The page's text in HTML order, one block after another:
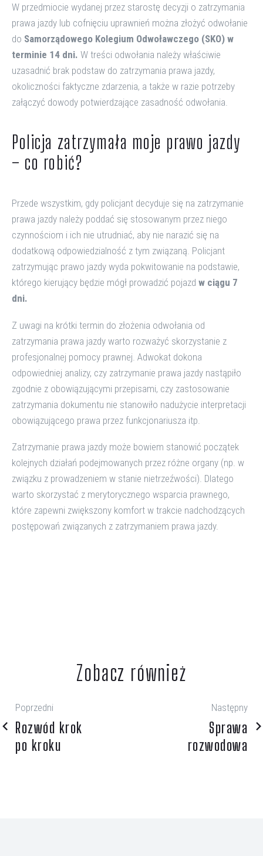
W przedmiocie wydanej przez starostę decyzji o zatrzymania
prawa jazdy lub cofnięciu uprawnień można złożyć odwołanie
do Samorządowego Kolegium Odwoławczego (SKO) w
terminie 14 dni. W treści odwołania należy właściwie
uzasadnić brak podstaw do zatrzymania prawa jazdy,
okoliczności faktyczne zdarzenia, a także w razie potrzeby
załączyć dowody potwierdzające zasadność odwołania.
Policja zatrzymała moje prawo jazdy
– co robić?
Przede wszystkim, gdy policjant decyduje się na zatrzymanie
prawa jazdy należy poddać się stosowanym przez niego
czynnościom i ich nie utrudniać, aby nie narazić się na
dodatkową odpowiedzialność z tym związaną. Policjant
zatrzymując prawo jazdy wyda pokwitowanie na podstawie,
którego kierujący będzie mógł prowadzić pojazd w ciągu 7
dni.
Z uwagi na krótki termin do złożenia odwołania od
zatrzymania prawa jazdy warto rozważyć skorzystanie z
profesjonalnej pomocy prawnej. Adwokat dokona
odpowiedniej analizy, czy zatrzymanie prawa jazdy nastąpiło
zgodnie z obowiązującymi przepisami, czy zastosowanie
zatrzymania dokumentu nie stanowiło nadużycie interpretacji
obowiązującego prawa przez funkcjonariusza itp.
Zatrzymanie prawa jazdy może bowiem stanowić początek
kolejnych działań podejmowanych przez różne organy (np. w
związku z prowadzeniem w stanie nietrzeźwości). Dlatego
warto skorzystać z merytorycznego wsparcia prawnego,
które zapewni zwiększony komfort w trakcie nadchodzących
postępowań związanych z zatrzymaniem prawa jazdy.
Zobacz również
Poprzedni
Rozwód krok
po kroku
Następny
Sprawa
rozwodowa